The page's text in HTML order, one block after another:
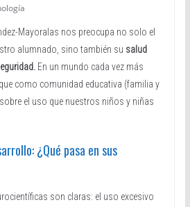
Mayoralas nos preocupa no solo el
alumnado, sino también su salud
En un mundo cada vez más
como comunidad educativa (familia y
el uso que nuestros niños y niñas
¿Qué pasa en sus
son claras: el uso excesivo